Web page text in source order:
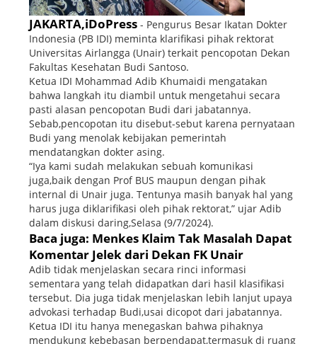
JAKARTA,iDoPress - Pengurus Besar Ikatan Dokter
Indonesia (PB IDI) meminta klarifikasi pihak rektorat
Universitas Airlangga (Unair) terkait pencopotan Dekan
Fakultas Kesehatan Budi Santoso.
Ketua IDI Mohammad Adib Khumaidi mengatakan
bahwa langkah itu diambil untuk mengetahui secara
pasti alasan pencopotan Budi dari jabatannya.
Sebab,pencopotan itu disebut-sebut karena pernyataan
Budi yang menolak kebijakan pemerintah
mendatangkan dokter asing.
“Iya kami sudah melakukan sebuah komunikasi
juga,baik dengan Prof BUS maupun dengan pihak
internal di Unair juga. Tentunya masih banyak hal yang
harus juga diklarifikasi oleh pihak rektorat,” ujar Adib
dalam diskusi daring,Selasa (9/7/2024).
Baca juga: Menkes Klaim Tak Masalah Dapat
Komentar Jelek dari Dekan FK Unair
Adib tidak menjelaskan secara rinci informasi
sementara yang telah didapatkan dari hasil klasifikasi
tersebut. Dia juga tidak menjelaskan lebih lanjut upaya
advokasi terhadap Budi,usai dicopot dari jabatannya.
Ketua IDI itu hanya menegaskan bahwa pihaknya
mendukung kebebasan berpendapat,termasuk di ruang